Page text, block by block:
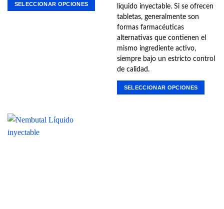
SELECCIONAR OPCIONES
en
la
líquido inyectable. Si se ofrecen
tabletas, generalmente son
formas farmacéuticas
alternativas que contienen el
mismo ingrediente activo,
siempre bajo un estricto control
de calidad.
SELECCIONAR OPCIONES